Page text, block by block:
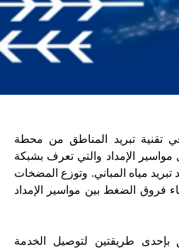
في تقنية تبريد المناطق من محطة
مواسير الإمداد والتي تعرف بشبكة
تبريد مياه المباني. وتوزع المضخات
فروق الضغط بين مواسير الإمداد
بإحدى طريقتين لتوصيل الخدمة